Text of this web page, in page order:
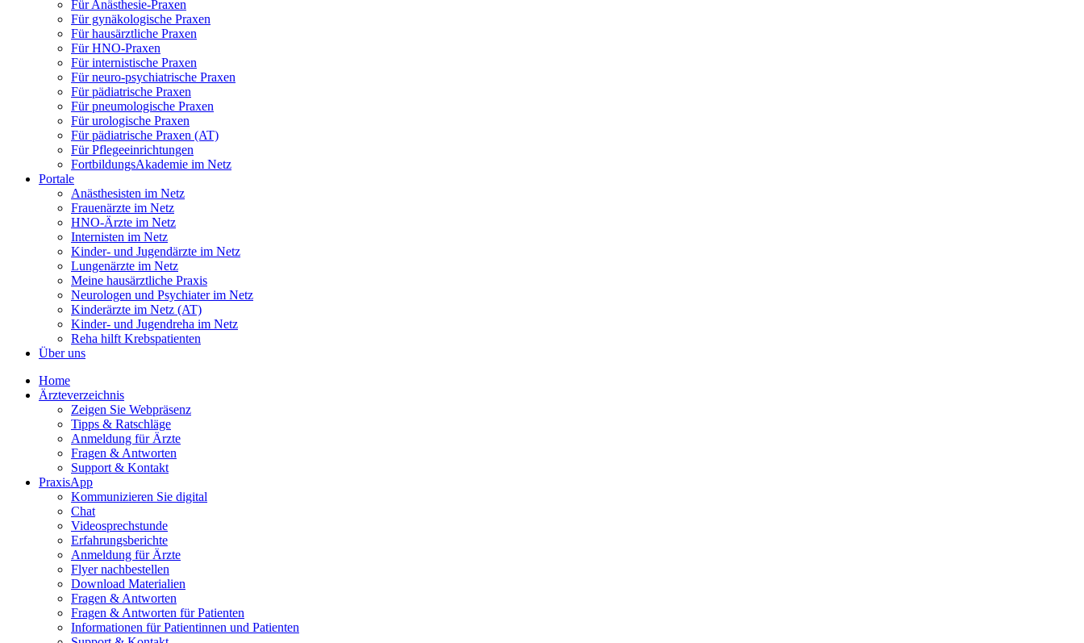
Für Anästhesie-Praxen
Für gynäkologische Praxen
Für hausärztliche Praxen
Für HNO-Praxen
Für internistische Praxen
Für neuro-psychiatrische Praxen
Für pädiatrische Praxen
Für pneumologische Praxen
Für urologische Praxen
Für pädiatrische Praxen (AT)
Für Pflegeeinrichtungen
FortbildungsAkademie im Netz
Portale
Anästhesisten im Netz
Frauenärzte im Netz
HNO-Ärzte im Netz
Internisten im Netz
Kinder- und Jugendärzte im Netz
Lungenärzte im Netz
Meine hausärztliche Praxis
Neurologen und Psychiater im Netz
Kinderärzte im Netz (AT)
Kinder- und Jugendreha im Netz
Reha hilft Krebspatienten
Über uns
Home
Ärzteverzeichnis
Zeigen Sie Webpräsenz
Tipps & Ratschläge
Anmeldung für Ärzte
Fragen & Antworten
Support & Kontakt
PraxisApp
Kommunizieren Sie digital
Chat
Videosprechstunde
Erfahrungsberichte
Anmeldung für Ärzte
Flyer nachbestellen
Download Materialien
Fragen & Antworten
Fragen & Antworten für Patienten
Informationen für Patientinnen und Patienten